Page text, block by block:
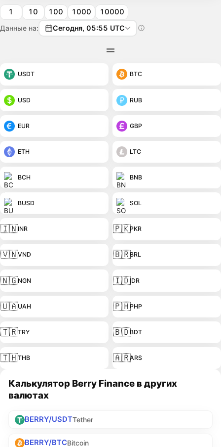
1 10 100 1000 10000
Данные на: Сегодня, 05:55 UTC
USDT BTC
USD RUB
EUR GBP
ETH LTC
BCH BNB
BUSD SOL
🇮🇳INR 🇵🇰PKR
🇻🇳VND 🇧🇷BRL
🇳🇬NGN 🇮🇩IDR
🇺🇦UAH 🇵🇭PHP
🇹🇷TRY 🇧🇩BDT
🇹🇭THB 🇦🇷ARS
Калькулятор Berry Finance в других
валютах
BERRY/USDTTether
BERRY/BTCBitcoin